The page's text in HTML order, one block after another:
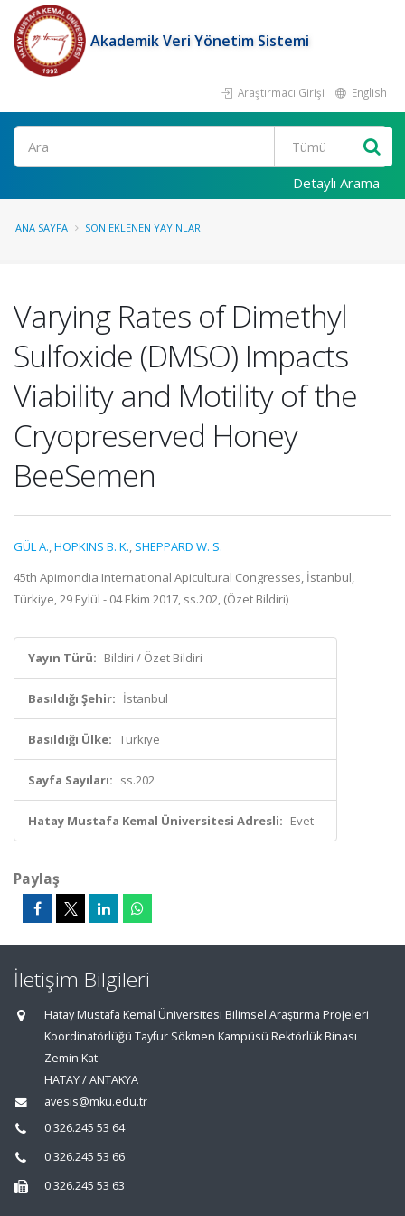
Akademik Veri Yönetim Sistemi
Araştırmacı Girişi English
Ara
Detaylı Arama
ANA SAYFA SON EKLENEN YAYINLAR
Varying Rates of Dimethyl
Sulfoxide (DMSO) Impacts
Viability and Motility of the
Cryopreserved Honey
BeeSemen
GÜL A.,HOPKINS B. K., SHEPPARD W. S.
45th Apimondia International Apicultural Congresses, İstanbul,
Türkiye, 29 Eylül - 04 Ekim 2017, ss.202, (Özet Bildiri)
Yayın Türü: Bildiri / Özet Bildiri
Basıldığı Şehir: İstanbul
Basıldığı Ülke: Türkiye
Sayfa Sayıları: ss.202
Hatay Mustafa Kemal Üniversitesi Adresli: Evet
Paylaş
İletişim Bilgileri
Hatay Mustafa Kemal Üniversitesi Bilimsel Araştırma Projeleri
Koordinatörlüğü Tayfur Sökmen Kampüsü Rektörlük Binası
Zemin Kat
HATAY / ANTAKYA
avesis@mku.edu.tr
0.326.245 53 64
0.326.245 53 66
0.326.245 53 63